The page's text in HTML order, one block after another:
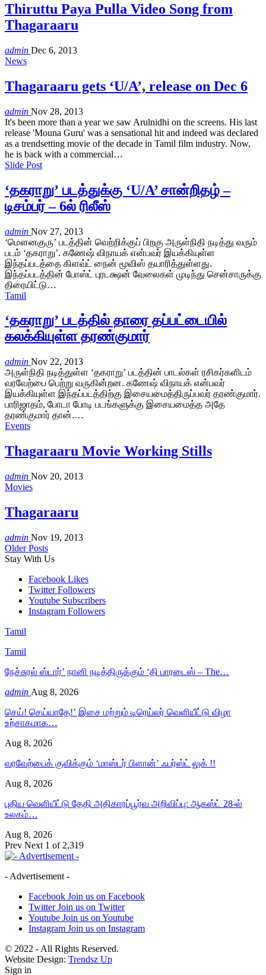
Thiruttu Paya Pulla Video Song from
Thagaraaru
admin Dec 6, 2013
News
Thagaraaru gets ‘U/A’, release on Dec 6
admin Nov 28, 2013
It's been more than a year we saw Arulnidhi on the screens. His last
release 'Mouna Guru' was a sensational hit and indeed was declared
as a trendsetting movie of the decade in Tamil film industry. Now,
he is back with a commercial…
Slide Post
‘தகராறு’ படத்துக்கு ‘U/A’ சான்றிதழ் –
டிசம்பர் – 6ல் ரிலீஸ்
admin Nov 27, 2013
‘மௌனகுரு’ படத்தின் வெற்றிக்குப் பிறகு அருள்நிதி நடித்து வரும்
படம் ‘தகராறு’. கணேஷ் விநாயக் என்பவர் இயக்கியுள்ள
இந்தப்படத்தை கிளவ்ட் நைன் மூவிஸ் தயாரித்துள்ளது.
இந்தப்படத்தின் போஸ்ட் புரடக்ஷன் வேலைகள் முடிந்து சென்சாருக்கு
திரையிட்டு…
Tamil
‘தகராறு’ படத்தில் தாரை தப்பட்டையில்
கலக்கியுள்ள தரண்குமார்
admin Nov 22, 2013
அருள்நிதி நடித்துள்ள ‘தகராறு’ படத்தின் பாடல்கள் ரசிகர்களிடம்
வரவேற்பை பெற்று வருகின்றன. கணேஷ் விநாயக் என்பவர்
இயக்கியுள்ள இந்தப்படத்திற்கு இசையமைத்திருப்பவர் தரண்குமார்.
பாரிஜாதம், போடா போடி படங்களுக்கு இசையமைத்த அதே
தரண்குமார் தான்.…
Events
Thagaraaru Movie Working Stills
admin Nov 20, 2013
Movies
Thagaraaru
admin Nov 19, 2013
Older Posts
Stay With Us
Facebook Likes
Twitter Followers
Youtube Subscribers
Instagram Followers
Tamil
Tamil
நேச்சுரல் ஸ்டார்’ நானி நடித்திருக்கும் ‘தி பாரடைஸ் – The…
admin Aug 8, 2026
செய்! செய்யாதே!’ இசை மற்றும் டிரெய்லர் வெளியீட்டு விழா
உற்சாகமாக…
Aug 8, 2026
வரவேற்பைக் குவிக்கும் ‘மாஸ்டர் பிளான்’ ஃபர்ஸ்ட் லுக் !!
Aug 8, 2026
புதிய வெளியீட்டு தேதி அதிகாரப்பூர்வ அறிவிப்பு: ஆகஸ்ட் 28-ல்
உலகம்…
Aug 8, 2026
Prev Next 1 of 2,319
- Advertisement -
Facebook Join us on Facebook
Twitter Join us on Twitter
Youtube Join us on Youtube
Instagram Join us on Instagram
© 2022 - All Rights Reserved.
Website Design: Trendsz Up
Sign in